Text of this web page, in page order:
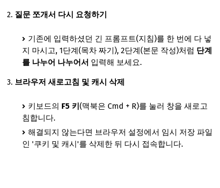
질문 쪼개서 다시 요청하기
기존에 입력하셨던 긴 프롬프트(지침)를 한 번에 다 넣
지 마시고, 1단계(목차 짜기), 2단계(본문 작성)처럼 단계
를 나누어 나누어서 입력해 보세요.
브라우저 새로고침 및 캐시 삭제
키보드의 F5 키(맥북은 Cmd + R)를 눌러 창을 새로고
침합니다.
해결되지 않는다면 브라우저 설정에서 임시 저장 파일
인 '쿠키 및 캐시'를 삭제한 뒤 다시 접속합니다.